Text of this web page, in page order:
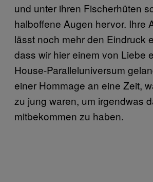
und unter ihren Fischerhüten
halboffene Augen hervor. Ihre
lässt noch mehr den Eindruck
dass wir hier einem von Liebe
House-Paralleluniversum
einer Hommage an eine Zeit,
zu jung waren, um irgendwas
mitbekommen zu haben.